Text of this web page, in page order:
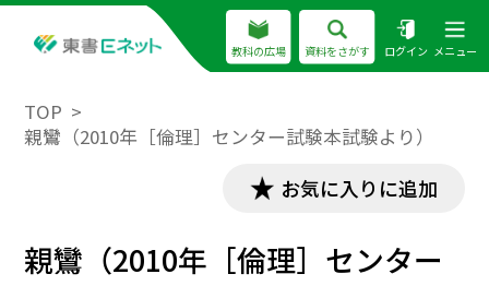
教科の広場 資料をさがす ログイン メニュー
TOP
親鸞（2010年［倫理］センター試験本試験より）
お気に入りに追加
親鸞（2010年［倫理］センター